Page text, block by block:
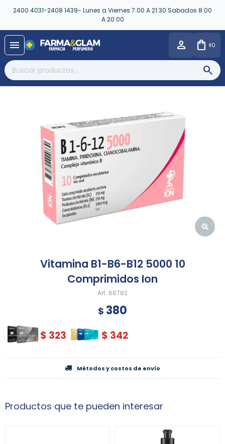
2400 4031-2408 1439- Lunes a Viernes 7:00 A 21:30 Sabados 8:00
A 20:00
menu $0
Vitamina B1-B6-B12 5000 10
Comprimidos Ion
66782
$ 380
$ 323 $ 342
Métodos y costos de envío
Productos que te pueden interesar